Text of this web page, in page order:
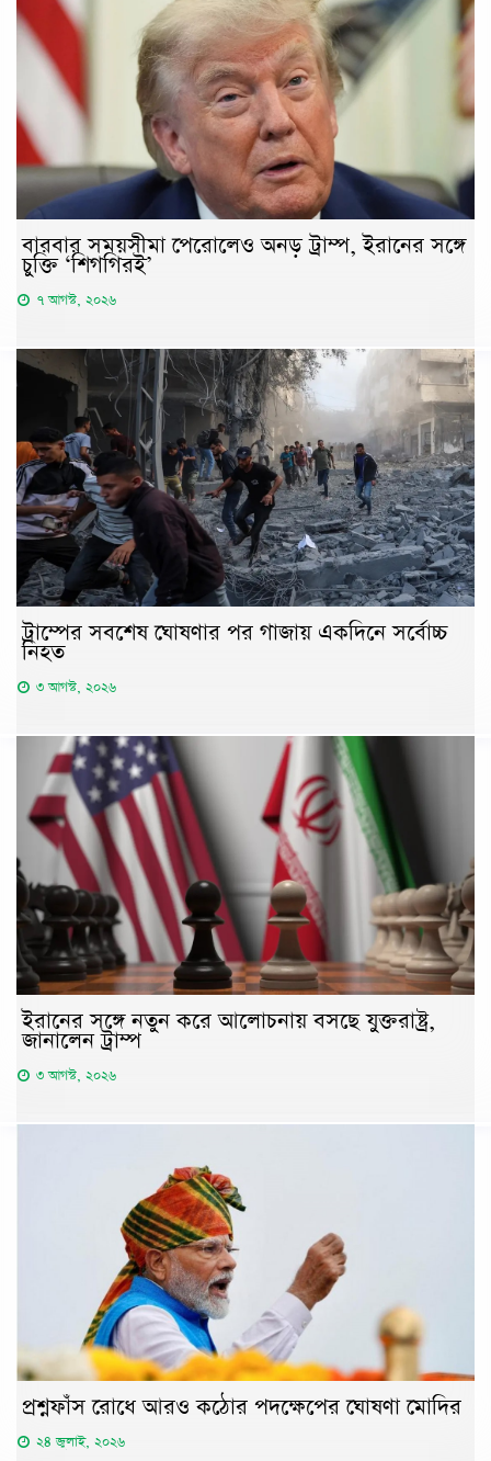
বারবার সময়সীমা পেরোলেও অনড় ট্রাম্প, ইরানের সঙ্গে
চুক্তি ‘শিগগিরই’
৭ আগস্ট, ২০২৬
ট্রাম্পের সবশেষ ঘোষণার পর গাজায় একদিনে সর্বোচ্চ
নিহত
৩ আগস্ট, ২০২৬
ইরানের সঙ্গে নতুন করে আলোচনায় বসছে যুক্তরাষ্ট্র,
জানালেন ট্রাম্প
৩ আগস্ট, ২০২৬
প্রশ্নফাঁস রোধে আরও কঠোর পদক্ষেপের ঘোষণা মোদির
২৪ জুলাই, ২০২৬